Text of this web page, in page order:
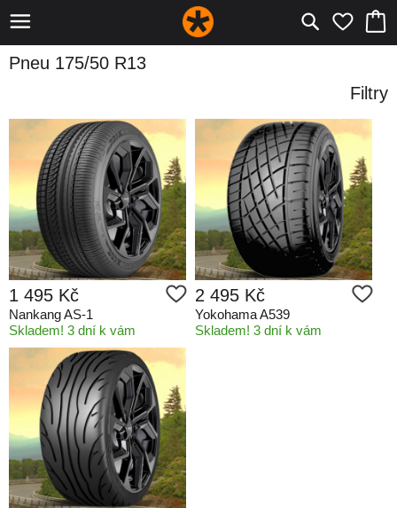
Pneu 175/50 R13
Filtry
1 495 Kč
Nankang AS-1
Skladem! 3 dní k vám
2 495 Kč
Yokohama A539
Skladem! 3 dní k vám